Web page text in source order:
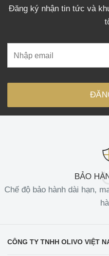
Đăng ký nhận tin tức và
BẢO
Chế độ bảo hành dài hạn,
CÔNG TY TNHH OLIVO VIỆT